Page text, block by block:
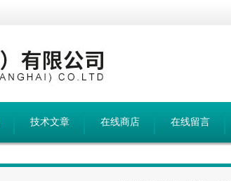
技术文章 在线商店 在线留言